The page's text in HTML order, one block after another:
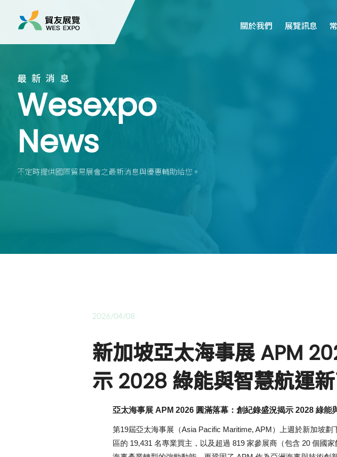
關於我們 展覽訊息
最新消息
Wesexpo
News
不定時提供國際貿易展會之最新消息與優惠輔助給您。
2026/04/08
新加坡亞太海事展 APM
示 2028 綠能與智慧航運
亞太海事展 APM 2026 圓滿落幕：創紀錄盛況揭示 2028 綠能
第19屆亞太海事展（Asia Pacific Maritime, APM）上週於新加坡
區的 19,431 名專業買主，以及超過 819 家參展商（包含 20 個國